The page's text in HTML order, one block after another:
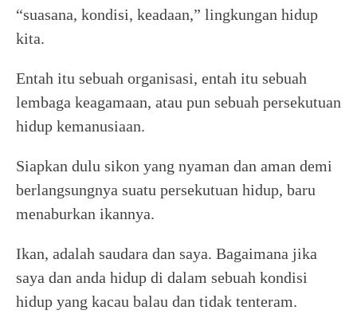
“suasana, kondisi, keadaan,” lingkungan hidup
kita.
Entah itu sebuah organisasi, entah itu sebuah
lembaga keagamaan, atau pun sebuah persekutuan
hidup kemanusiaan.
Siapkan dulu sikon yang nyaman dan aman demi
berlangsungnya suatu persekutuan hidup, baru
menaburkan ikannya.
Ikan, adalah saudara dan saya. Bagaimana jika
saya dan anda hidup di dalam sebuah kondisi
hidup yang kacau balau dan tidak tenteram.